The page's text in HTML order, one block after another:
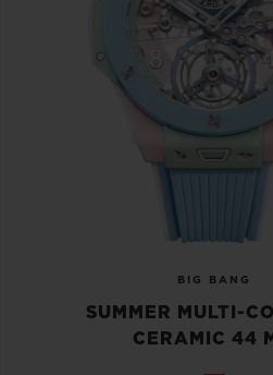
BIG BANG
SUMMER MULTI-
CERAMIC 44